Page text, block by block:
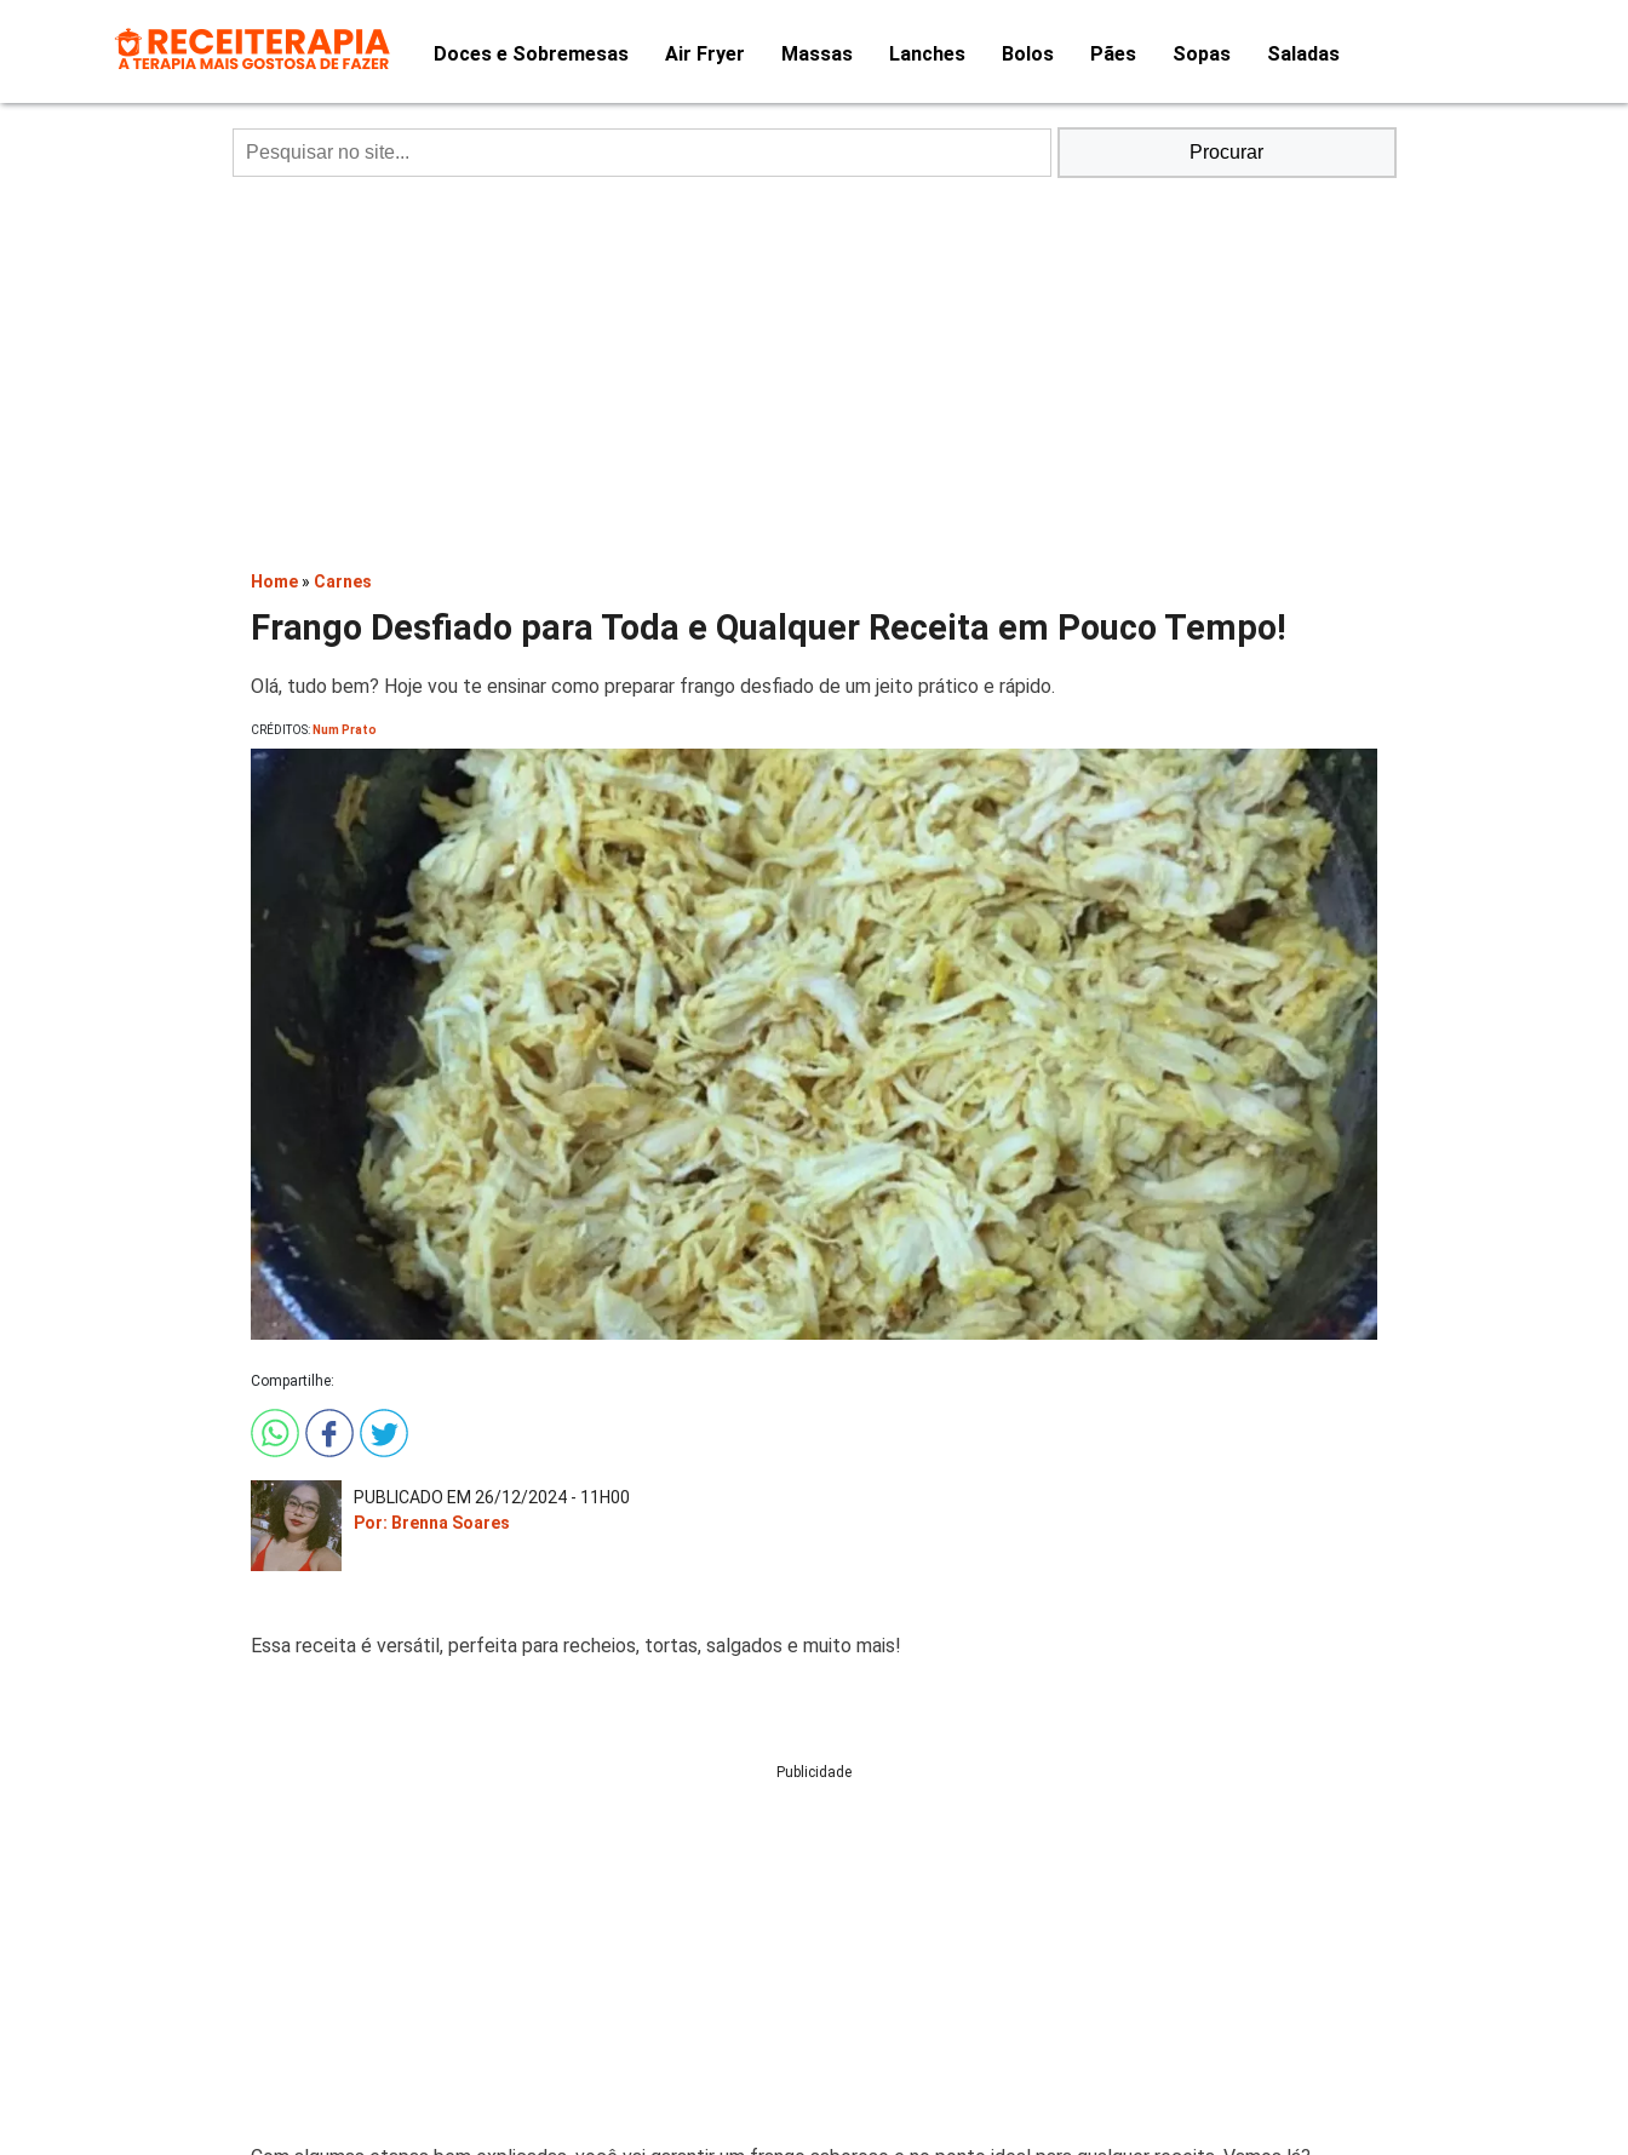
Doces e Sobremesas Air Fryer Massas Lanches Bolos Pães Sopas Saladas
Procurar
Home » Carnes
Frango Desfiado para Toda e Qualquer Receita em Pouco Tempo!
Olá, tudo bem? Hoje vou te ensinar como preparar frango desfiado de um jeito prático e rápido.
CRÉDITOS: Num Prato
Compartilhe:
PUBLICADO EM 26/12/2024 - 11H00
Por: Brenna Soares
Essa receita é versátil, perfeita para recheios, tortas, salgados e muito mais!
Publicidade